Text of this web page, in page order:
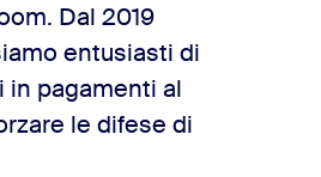
Dal 2019
entusiasti di
in pagamenti al
le difese di